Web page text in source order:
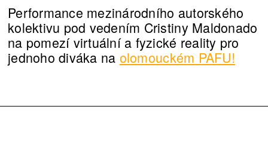
Performance mezinárodního autorského
kolektivu pod vedením Cristiny Maldonado
na pomezí virtuální a fyzické reality pro
jednoho diváka na olomouckém PAFU!